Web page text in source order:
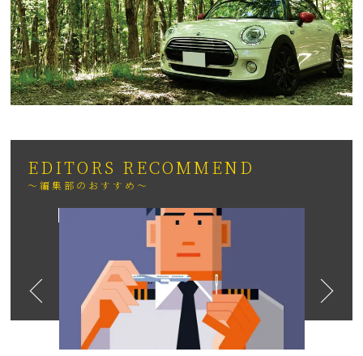
EDITORS RECOMMEND
～編集部のおすすめ～
紹介